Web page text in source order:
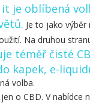
it je oblíbená
. Je to jako
Na druhou
téměř čisté
kapek, e-
volba.
o CBD. V nabídce